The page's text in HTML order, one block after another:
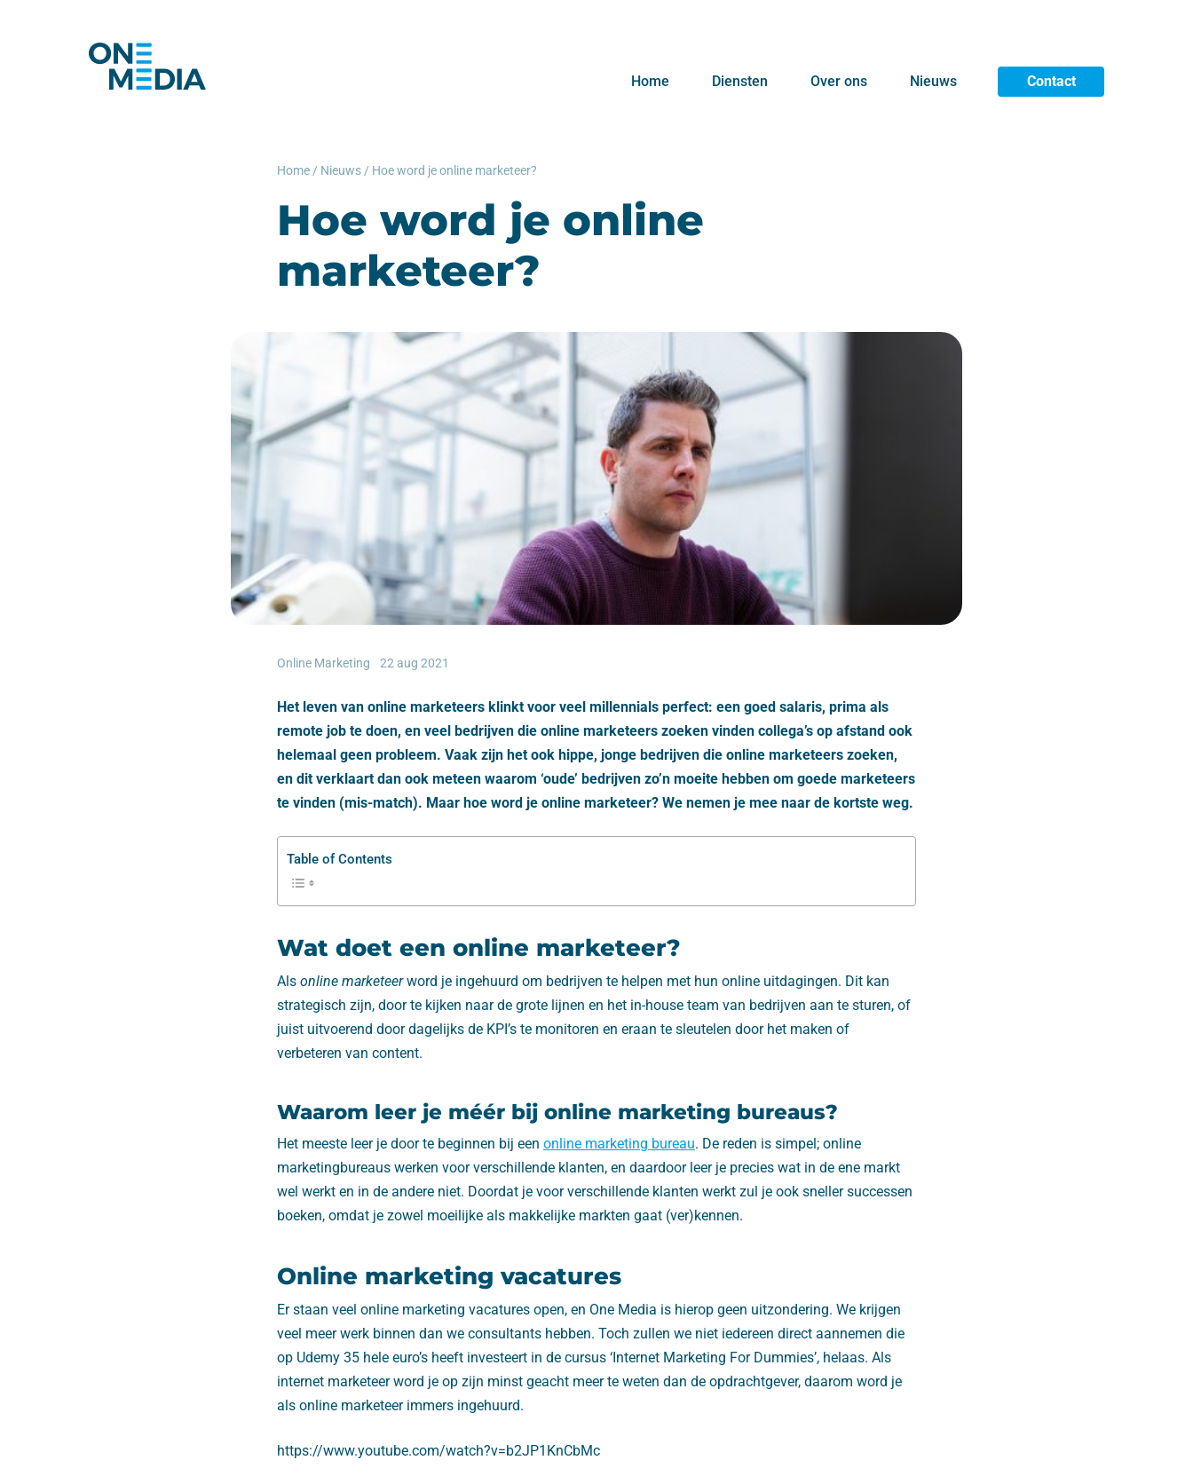
Home Diensten Over ons Nieuws Contact
Home / Nieuws / Hoe word je online marketeer?
Hoe word je online
marketeer?
Online Marketing 22 aug 2021
Het leven van online marketeers klinkt voor veel millennials perfect: een goed salaris, prima als
remote job te doen, en veel bedrijven die online marketeers zoeken vinden collega’s op afstand ook
helemaal geen probleem. Vaak zijn het ook hippe, jonge bedrijven die online marketeers zoeken,
en dit verklaart dan ook meteen waarom ‘oude’ bedrijven zo’n moeite hebben om goede marketeers
te vinden (mis-match). Maar hoe word je online marketeer? We nemen je mee naar de kortste weg.
Table of Contents
Wat doet een online marketeer?
Als online marketeerword je ingehuurd om bedrijven te helpen met hun online uitdagingen. Dit kan
strategisch zijn, door te kijken naar de grote lijnen en het in-house team van bedrijven aan te sturen, of
juist uitvoerend door dagelijks de KPI’s te monitoren en eraan te sleutelen door het maken of
verbeteren van content.
Waarom leer je méér bij online marketing bureaus?
Het meeste leer je door te beginnen bij een online marketing bureau. De reden is simpel; online
marketingbureaus werken voor verschillende klanten, en daardoor leer je precies wat in de ene markt
wel werkt en in de andere niet. Doordat je voor verschillende klanten werkt zul je ook sneller successen
boeken, omdat je zowel moeilijke als makkelijke markten gaat (ver)kennen.
Online marketing vacatures
Er staan veel online marketing vacatures open, en One Media is hierop geen uitzondering. We krijgen
veel meer werk binnen dan we consultants hebben. Toch zullen we niet iedereen direct aannemen die
op Udemy 35 hele euro’s heeft investeert in de cursus ‘Internet Marketing For Dummies’, helaas. Als
internet marketeer word je op zijn minst geacht meer te weten dan de opdrachtgever, daarom word je
als online marketeer immers ingehuurd.
https://www.youtube.com/watch?v=b2JP1KnCbMc